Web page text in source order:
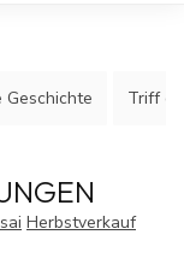
Geschichte Triff
Herbstverkauf